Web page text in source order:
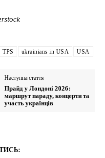
TPS ukrainians in USA USA
Наступна стаття
Прайд у Лондоні 2026:
маршрут параду, концерти та
участь українців